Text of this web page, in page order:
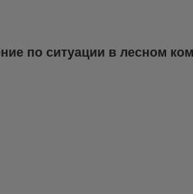
по ситуации в лесном